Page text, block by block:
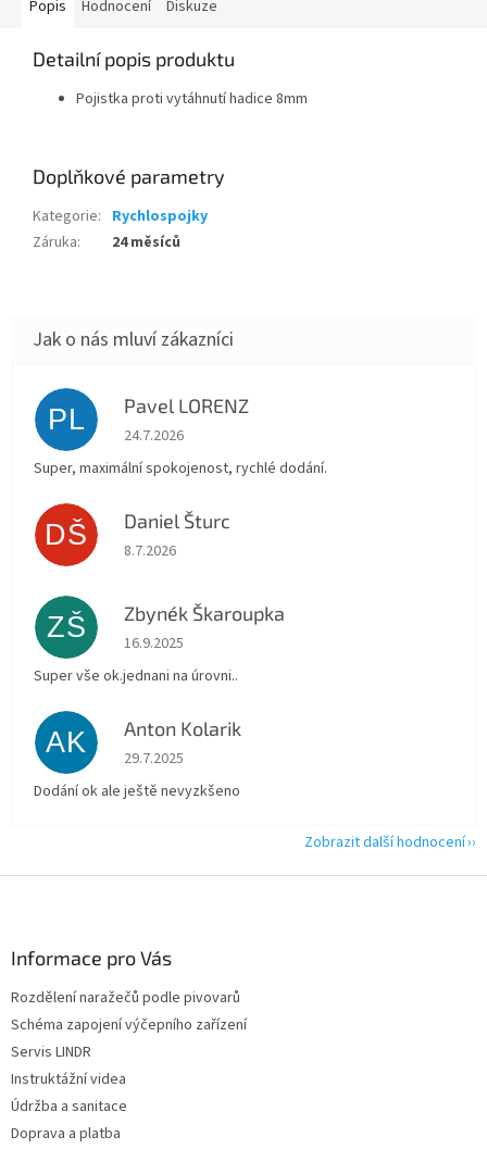
Popis Hodnocení Diskuze
Detailní popis produktu
Pojistka proti vytáhnutí hadice 8mm
Doplňkové parametry
Kategorie: Rychlospojky
Záruka: 24 měsíců
PL Pavel LORENZ
Hodnocení obchodu je 5 z 5 hvězdiček.
24.7.2026
Super, maximální spokojenost, rychlé dodání.
DŠ Daniel Šturc
Hodnocení obchodu je 5 z 5 hvězdiček.
8.7.2026
ZŠ Zbynék Škaroupka
Hodnocení obchodu je 5 z 5 hvězdiček.
16.9.2025
Super vše ok.jednani na úrovni..
AK Anton Kolarik
Hodnocení obchodu je 5 z 5 hvězdiček.
29.7.2025
Dodání ok ale ještě nevyzkšeno
Zobrazit další hodnocení
Informace pro Vás
Rozdělení naražečů podle pivovarů
Schéma zapojení výčepního zařízení
Servis LINDR
Instruktážní videa
Údržba a sanitace
Doprava a platba